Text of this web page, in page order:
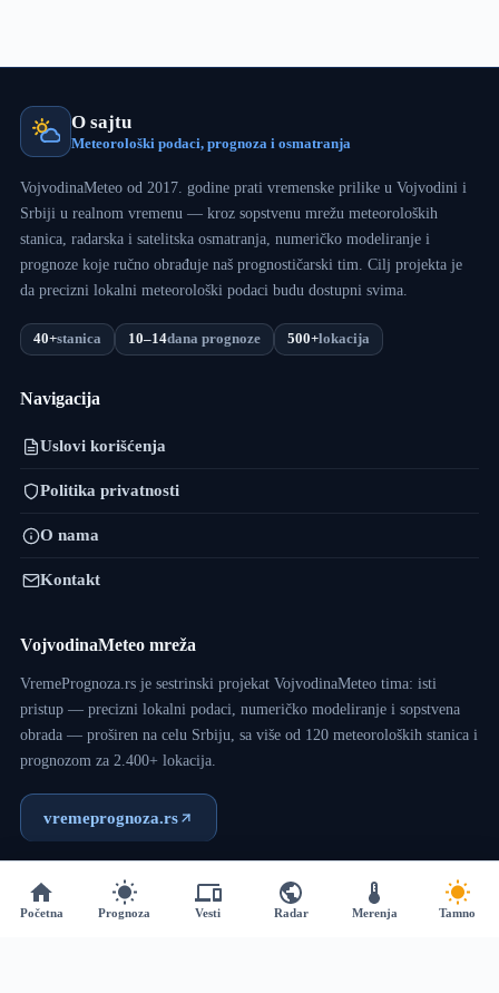
O sajtu
Meteorološki podaci, prognoza i osmatranja
VojvodinaMeteo od 2017. godine prati vremenske prilike u Vojvodini i
Srbiji u realnom vremenu — kroz sopstvenu mrežu meteoroloških
stanica, radarska i satelitska osmatranja, numeričko modeliranje i
prognoze koje ručno obrađuje naš prognostičarski tim. Cilj projekta je
da precizni lokalni meteorološki podaci budu dostupni svima.
40+stanica 10–14dana prognoze 500+lokacija
Navigacija
Uslovi korišćenja
Politika privatnosti
O nama
Kontakt
VojvodinaMeteo mreža
VremePrognoza.rs je sestrinski projekat VojvodinaMeteo tima: isti
pristup — precizni lokalni podaci, numeričko modeliranje i sopstvena
obrada — proširen na celu Srbiju, sa više od 120 meteoroloških stanica i
prognozom za 2.400+ lokacija.
vremeprognoza.rs
Copyright © 2017 - 2026 - VojvodinaMeteo - Dizajn:VM
Početna Prognoza Vesti Radar Merenja Tamno